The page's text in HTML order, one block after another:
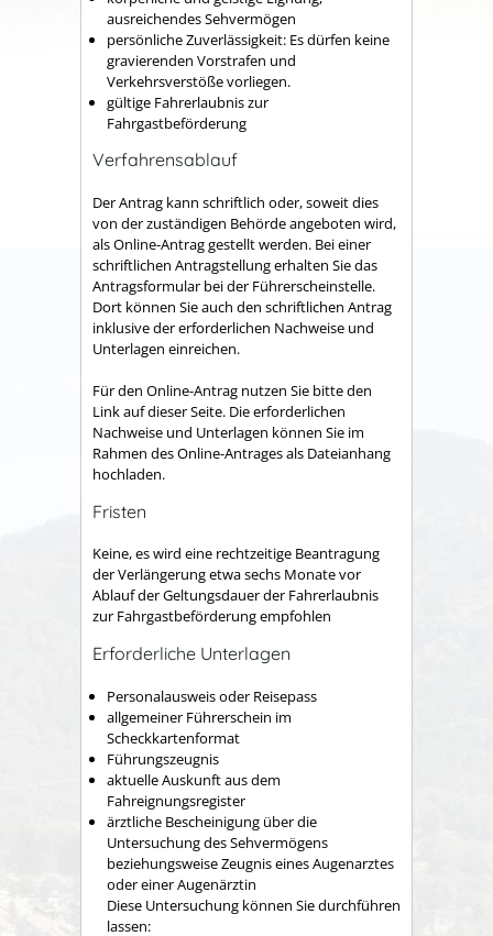
ausreichendes Sehvermögen
persönliche Zuverlässigkeit: Es dürfen keine
gravierenden Vorstrafen und
Verkehrsverstöße vorliegen.
gültige Fahrerlaubnis zur
Fahrgastbeförderung
Verfahrensablauf
Der Antrag kann schriftlich oder, soweit dies
von der zuständigen Behörde angeboten wird,
als Online-Antrag gestellt werden. Bei einer
schriftlichen Antragstellung erhalten Sie das
Antragsformular bei der Führerscheinstelle.
Dort können Sie auch den schriftlichen Antrag
inklusive der erforderlichen Nachweise und
Unterlagen einreichen.
Für den Online-Antrag nutzen Sie bitte den
Link auf dieser Seite. Die erforderlichen
Nachweise und Unterlagen können Sie im
Rahmen des Online-Antrages als Dateianhang
hochladen.
Fristen
Keine, es wird eine rechtzeitige Beantragung
der Verlängerung etwa sechs Monate vor
Ablauf der Geltungsdauer der Fahrerlaubnis
zur Fahrgastbeförderung empfohlen
Erforderliche Unterlagen
Personalausweis oder Reisepass
allgemeiner Führerschein im
Scheckkartenformat
Führungszeugnis
aktuelle Auskunft aus dem
Fahreignungsregister
ärztliche Bescheinigung über die
Untersuchung des Sehvermögens
beziehungsweise Zeugnis eines Augenarztes
oder einer Augenärztin
Diese Untersuchung können Sie durchführen
lassen: